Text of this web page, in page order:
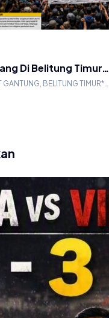
Di Belitung Timur…
GANTUNG, BELITUNG TIMUR*…